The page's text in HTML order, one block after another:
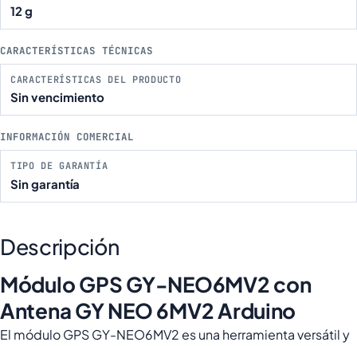
12 g
CARACTERÍSTICAS TÉCNICAS
CARACTERÍSTICAS DEL PRODUCTO
Sin vencimiento
INFORMACIÓN COMERCIAL
TIPO DE GARANTÍA
Sin garantía
Descripción
Módulo GPS GY-NEO6MV2 con
Antena GY NEO 6MV2 Arduino
El módulo GPS GY-NEO6MV2 es una herramienta versátil y